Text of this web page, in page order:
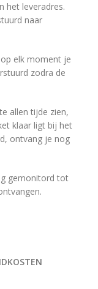
het leveradres.
naar
elk moment je
zodra de
allen tijde zien,
klaar ligt bij het
ontvang je nog
gemonitord tot